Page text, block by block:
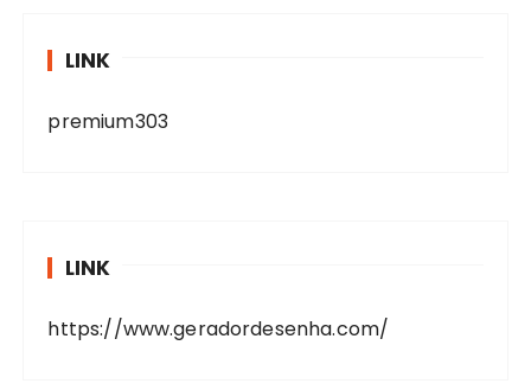
LINK
premium303
LINK
https://www.geradordesenha.com/